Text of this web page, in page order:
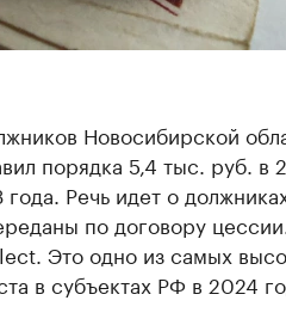
Новосибирской
порядка 5,4 тыс. руб. в
Речь идет о
по договору
Это одно из самых
в субъектах РФ в 2024